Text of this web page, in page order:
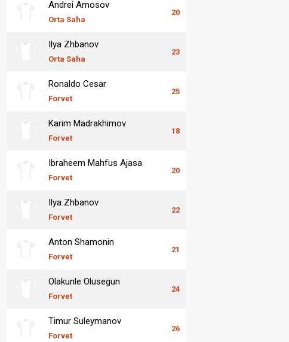
Andrei Amosov
Orta Saha
20
Ilya Zhbanov
Orta Saha
23
Ronaldo Cesar
Forvet
25
Karim Madrakhimov
Forvet
18
Ibraheem Mahfus Ajasa
Forvet
20
Ilya Zhbanov
Forvet
22
Anton Shamonin
Forvet
21
Olakunle Olusegun
Forvet
24
Timur Suleymanov
Forvet
26